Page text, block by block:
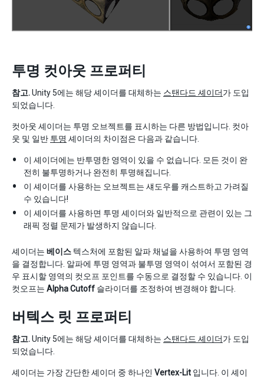
투명 컷아웃 프로퍼티
참고.Unity 5에는 해당 셰이더를 대체하는 스탠다드 셰이더가 도입
되었습니다.
컷아웃 셰이더는 투명 오브젝트를 표시하는 다른 방법입니다. 컷아
웃 및 일반 투명 셰이더의 차이점은 다음과 같습니다.
이 셰이더에는 반투명한 영역이 있을 수 없습니다. 모든 것이 완
전히 불투명하거나 완전히 투명해집니다.
이 셰이더를 사용하는 오브젝트는 섀도우를 캐스트하고 가려질
수 있습니다!
이 셰이더를 사용하면 투명 셰이더와 일반적으로 관련이 있는 그
래픽 정렬 문제가 발생하지 않습니다.
셰이더는 베이스 텍스처에 포함된 알파 채널을 사용하여 투명 영역
을 결정합니다. 알파에 투명 영역과 불투명 영역이 섞여서 포함된 경
우 표시할 영역의 컷오프 포인트를 수동으로 결정할 수 있습니다. 이
컷오프는 Alpha Cutoff 슬라이더를 조정하여 변경해야 합니다.
버텍스 릿 프로퍼티
참고.Unity 5에는 해당 셰이더를 대체하는 스탠다드 셰이더가 도입
되었습니다.
셰이더는 가장 간단한 셰이더 중 하나인 Vertex-Lit 입니다. 이 셰이